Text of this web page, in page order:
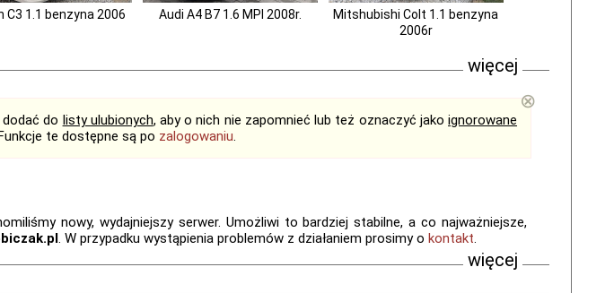
C3 1.1 benzyna 2006 Audi A4 B7 1.6 MPI 2008r.
Mitshubishi Colt 1.1 benzyna
2006r
więcej
do listy ulubionych, aby o nich nie zapomnieć lub też oznaczyć jakoignorowane
te dostępne są po zalogowaniu.
⊗
nowy, wydajniejszy serwer. Umożliwi to bardziej stabilne, a co najważniejsze,
. W przypadku wystąpienia problemów z działaniem prosimy o kontakt.
więcej